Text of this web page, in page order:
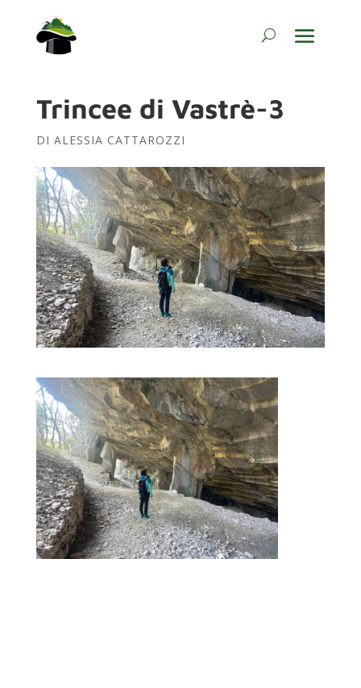
Trincee di Vastrè-3
DI ALESSIA CATTAROZZI